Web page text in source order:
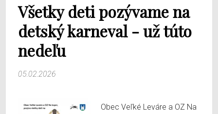
O obci
Všetky deti pozývame na
detský karneval - už túto
nedeľu
05.02.2026
Obec Veľké Leváre a OZ Na